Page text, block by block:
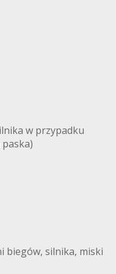
w przypadku
biegów, silnika, miski